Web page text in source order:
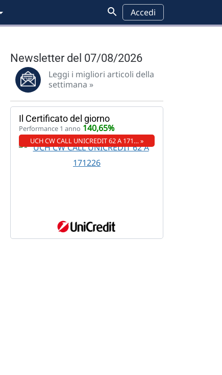
Accedi
Newsletter del 07/08/2026
Leggi i migliori articoli della
settimana »
Il Certificato del giorno
Performance 1 anno 140,65%
UCH CW CALL UNICREDIT 62 A 171… »